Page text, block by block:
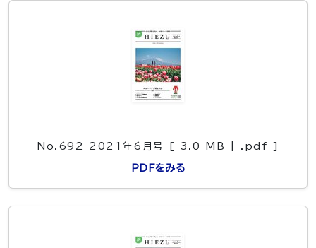
No.692 2021年6月号 [ 3.0 MB | .pdf ]
PDFをみる